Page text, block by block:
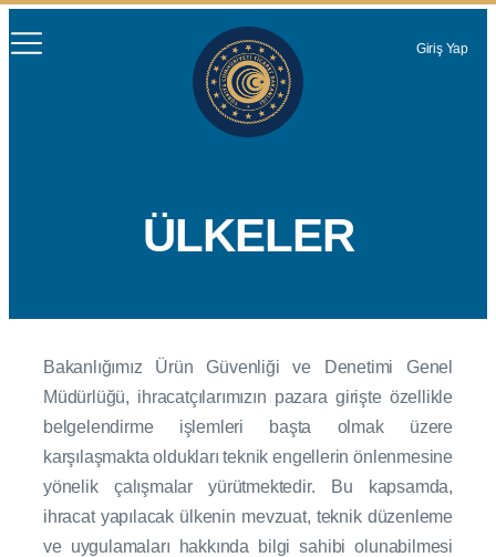
Giriş Yap
ÜLKELER
Bakanlığımız Ürün Güvenliği ve Denetimi Genel
Müdürlüğü, ihracatçılarımızın pazara girişte özellikle
belgelendirme işlemleri başta olmak üzere
karşılaşmakta oldukları teknik engellerin önlenmesine
yönelik çalışmalar yürütmektedir. Bu kapsamda,
ihracat yapılacak ülkenin mevzuat, teknik düzenleme
ve uygulamaları hakkında bilgi sahibi olunabilmesi